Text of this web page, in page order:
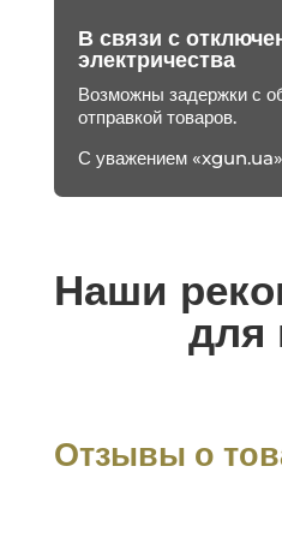
В связи с
электричества
Возможны задержки с
отправкой товаров.
С уважением «xgun.ua»
Наши
для
Отзывы о